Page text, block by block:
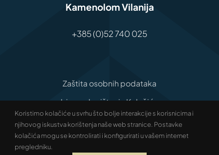
Kamenolom Vilanija
+385 (0)52 740 025
Zaštita osobnih podataka
Izjava o korištenju Kolačića
Izjava o pristupačnosti
© Copyright Antenal | All rights reserved |
Development:Studio Web Art
Koristimo kolačiće u svrhu što bolje interakcije s korisnicima i
njihovog iskustva korištenja naše web stranice. Postavke
kolačića mogu se kontrolirati i konfigurirati u vašem internet
pregledniku.